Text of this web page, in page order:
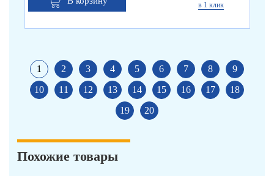
в 1 клик
1 2 3 4 5 6 7 8
9
10
11 12 13 14 15 16 17
18
19
20
Похожие товары